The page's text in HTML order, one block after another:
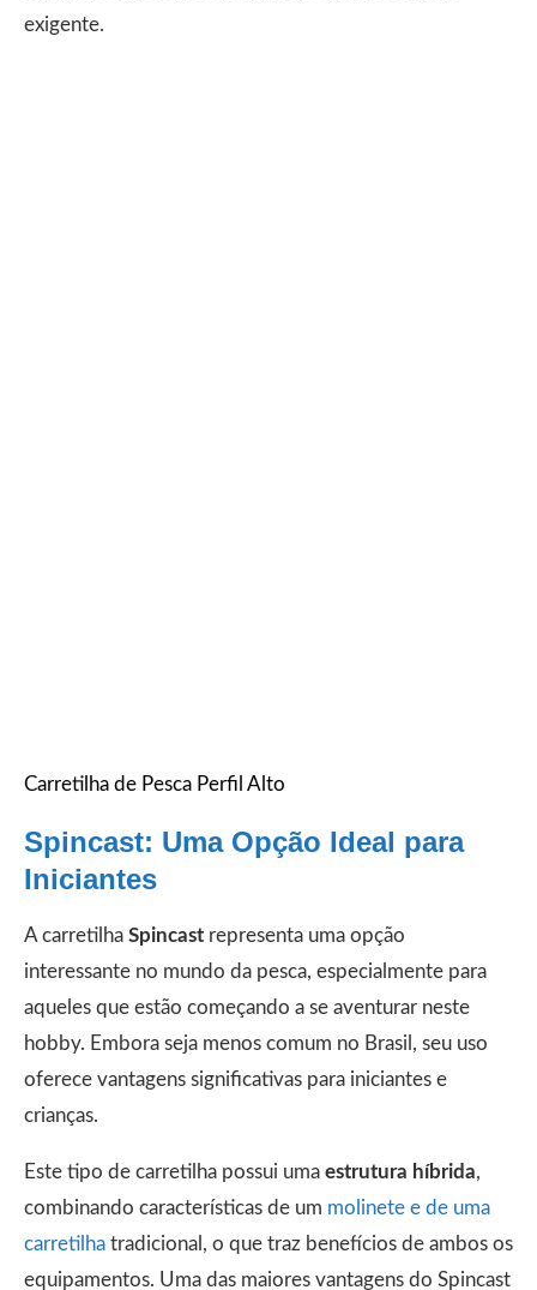
exigente.
Carretilha de Pesca Perfil Alto
Spincast: Uma Opção Ideal para
Iniciantes
A carretilha Spincast representa uma opção
interessante no mundo da pesca, especialmente para
aqueles que estão começando a se aventurar neste
hobby. Embora seja menos comum no Brasil, seu uso
oferece vantagens significativas para iniciantes e
crianças.
Este tipo de carretilha possui uma estrutura híbrida,
combinando características de um molinete e de uma
carretilha tradicional, o que traz benefícios de ambos os
equipamentos. Uma das maiores vantagens do Spincast